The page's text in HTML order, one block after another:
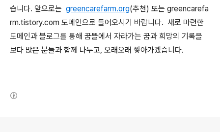
습니다. 앞으로는 greencarefarm.org(추천) 또는 greencarefa
rm.tistory.com 도메인으로 들어오시기 바랍니다. 새로 마련한
도메인과 블로그를 통해 꿈뜰에서 자라가는 꿈과 희망의 기록을
보다 많은 분들과 함께 나누고, 오래오래 쌓아가겠습니다.